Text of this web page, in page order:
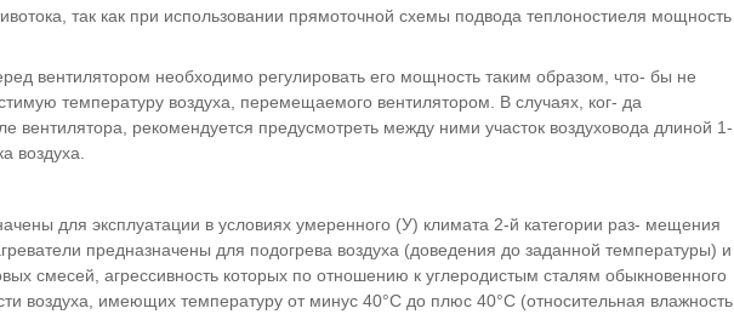
так как при использовании прямоточной схемы подвода теплоностиеля мощность
вентилятором необходимо регулировать его мощность таким образом, что- бы не
температуру воздуха, перемещаемого вентилятором. В случаях, ког- да
вентилятора, рекомендуется предусмотреть между ними участок воздуховода длиной 1-
воздуха.
для эксплуатации в условиях умеренного (У) климата 2-й категории раз- мещения
предназначены для подогрева воздуха (доведения до заданной температуры) и
смесей, агрессивность которых по отношению к углеродистым сталям обыкновенного
воздуха, имеющих температуру от минус 40°С до плюс 40°С (относительная влажность